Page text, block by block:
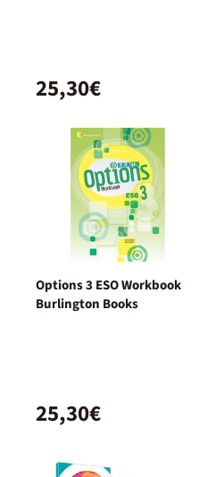
25,30€
Options 3 ESO Workbook
Burlington Books
25,30€